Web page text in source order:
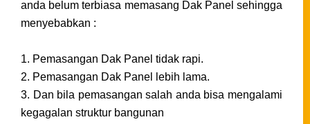
anda belum terbiasa memasang Dak Panel sehingga
menyebabkan :
1. Pemasangan Dak Panel tidak rapi.
2. Pemasangan Dak Panel
lebih lama.
3. Dan bila pemasangan salah anda bisa mengalami
kegagalan struktur bangunan